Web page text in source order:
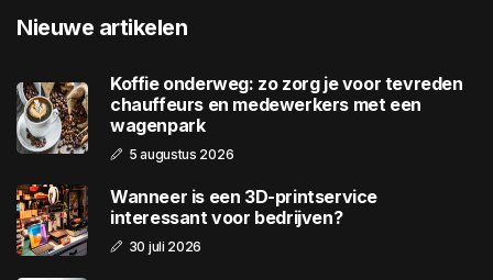
Nieuwe artikelen
Koffie onderweg: zo zorg je voor tevreden
chauffeurs en medewerkers met een
wagenpark
5 augustus 2026
Wanneer is een 3D-printservice
interessant voor bedrijven?
30 juli 2026